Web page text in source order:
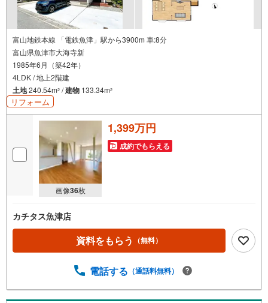
富山地鉄本線 「電鉄魚津」駅から3900m 車:8分
富山県魚津市大海寺新
1985年6月（築42年）
4LDK / 地上2階建
土地240.54m2 /建物 133.34m2
リフォーム
画像36枚
1,399万円
成約でもらえる
カチタス魚津店
資料をもらう （無料）
電話する （通話料無料）